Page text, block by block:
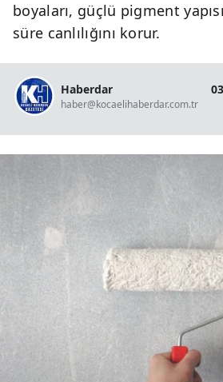
boyaları, güçlü pigment
süre canlılığını korur.
Haberdar
haber@kocaelihaberdar.com.tr